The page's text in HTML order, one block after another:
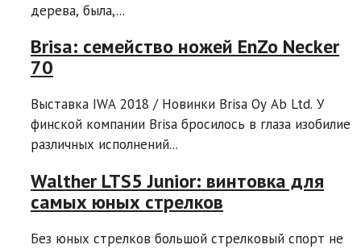
дерева, была,...
Brisa: семейство ножей EnZo Necker
70
Выставка IWA 2018 / Новинки Brisa Oy Ab Ltd. У
финской компании Brisa бросилось в глаза изобилие
различных исполнений...
Walther LTS5 Junior: винтовка для
самых юных стрелков
Без юных стрелков большой стрелковый спорт не